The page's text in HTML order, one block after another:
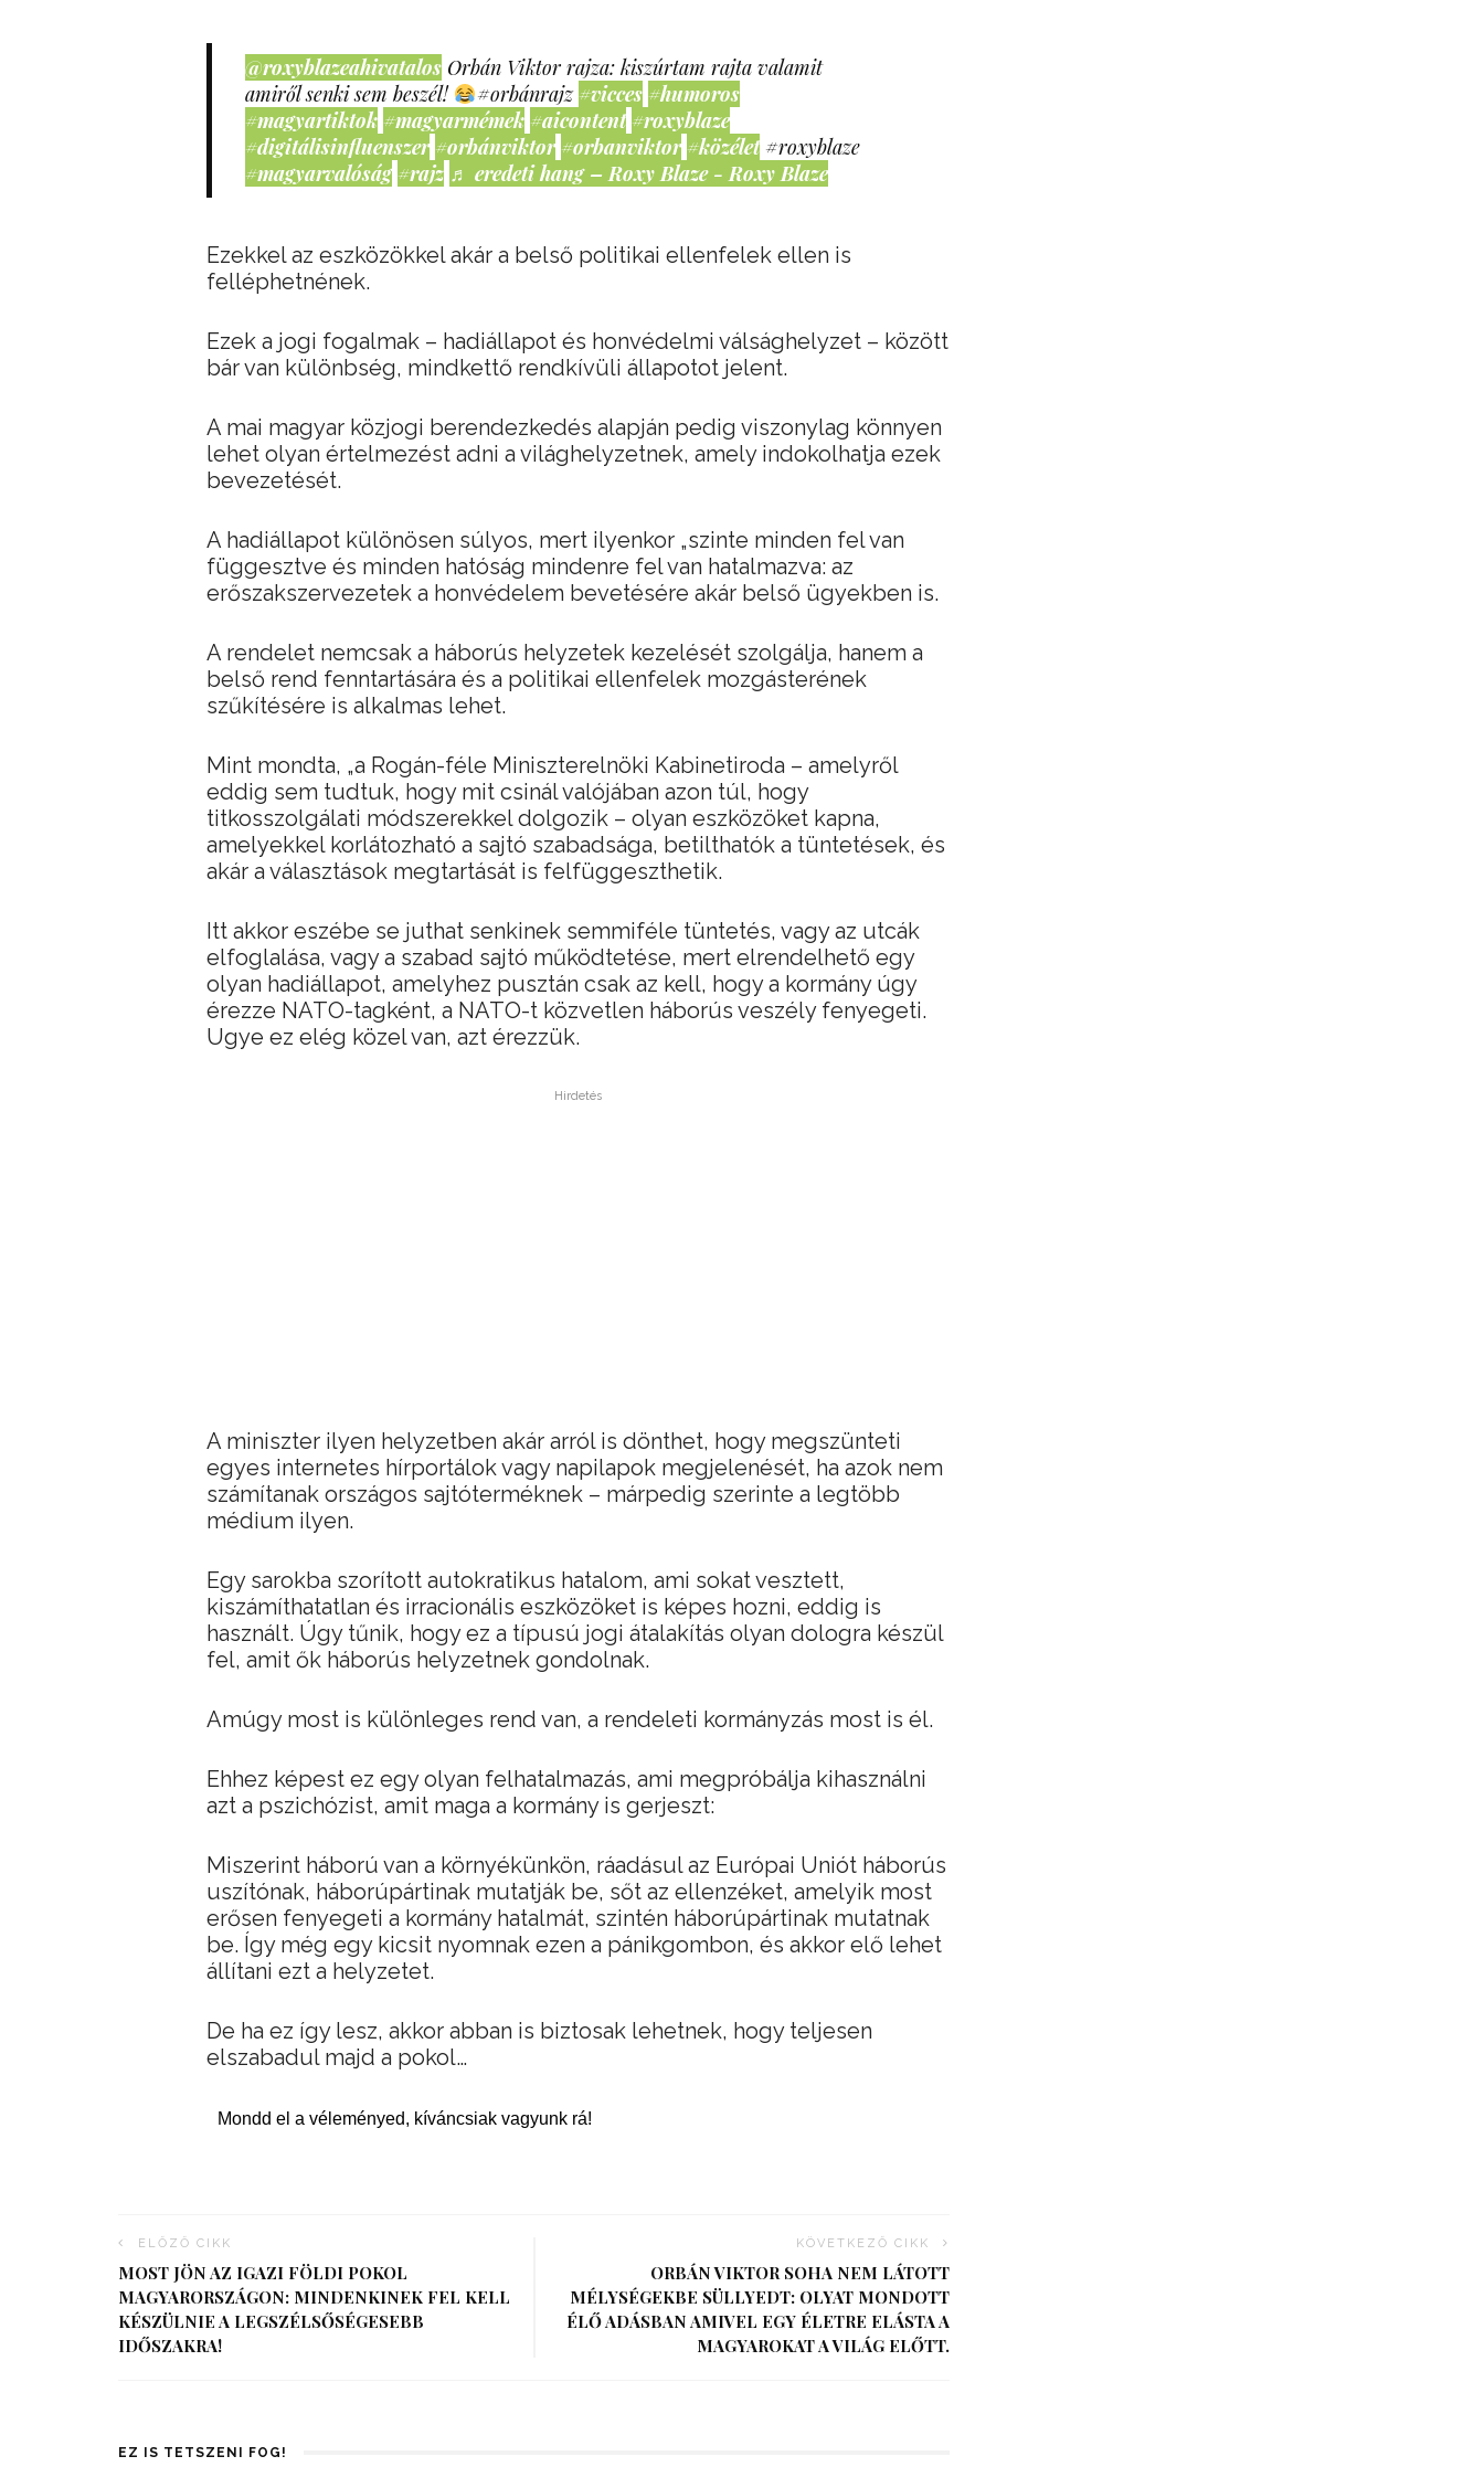
@roxyblazeahivatalos Orbán Viktor rajza: kiszúrtam rajta valamit
amiről senki sem beszél!
#orbánrajz #vicces #humoros
#magyartiktok #magyarmémek #aicontent #roxyblaze
#digitálisinfluenszer #orbánviktor #orbanviktor #közélet #roxyblaze
#magyarvalóság #rajz ♬ eredeti hang – Roxy Blaze - Roxy Blaze
Ezekkel az eszközökkel akár a belső politikai ellenfelek ellen is
felléphetnének.
Ezek a jogi fogalmak – hadiállapot és honvédelmi válsághelyzet – között
bár van különbség, mindkettő rendkívüli állapotot jelent.
A mai magyar közjogi berendezkedés alapján pedig viszonylag könnyen
lehet olyan értelmezést adni a világhelyzetnek, amely indokolhatja ezek
bevezetését.
A hadiállapot különösen súlyos, mert ilyenkor „szinte minden fel van
függesztve és minden hatóság mindenre fel van hatalmazva: az
erőszakszervezetek a honvédelem bevetésére akár belső ügyekben is.
A rendelet nemcsak a háborús helyzetek kezelését szolgálja, hanem a
belső rend fenntartására és a politikai ellenfelek mozgásterének
szűkítésére is alkalmas lehet.
Mint mondta, „a Rogán-féle Miniszterelnöki Kabinetiroda – amelyről
eddig sem tudtuk, hogy mit csinál valójában azon túl, hogy
titkosszolgálati módszerekkel dolgozik – olyan eszközöket kapna,
amelyekkel korlátozható a sajtó szabadsága, betilthatók a tüntetések, és
akár a választások megtartását is felfüggeszthetik.
Itt akkor eszébe se juthat senkinek semmiféle tüntetés, vagy az utcák
elfoglalása, vagy a szabad sajtó működtetése, mert elrendelhető egy
olyan hadiállapot, amelyhez pusztán csak az kell, hogy a kormány úgy
érezze NATO-tagként, a NATO-t közvetlen háborús veszély fenyegeti.
Ugye ez elég közel van, azt érezzük.
Hirdetés
A miniszter ilyen helyzetben akár arról is dönthet, hogy megszünteti
egyes internetes hírportálok vagy napilapok megjelenését, ha azok nem
számítanak országos sajtóterméknek – márpedig szerinte a legtöbb
médium ilyen.
Egy sarokba szorított autokratikus hatalom, ami sokat vesztett,
kiszámíthatatlan és irracionális eszközöket is képes hozni, eddig is
használt. Úgy tűnik, hogy ez a típusú jogi átalakítás olyan dologra készül
fel, amit ők háborús helyzetnek gondolnak.
Amúgy most is különleges rend van, a rendeleti kormányzás most is él.
Ehhez képest ez egy olyan felhatalmazás, ami megpróbálja kihasználni
azt a pszichózist, amit maga a kormány is gerjeszt:
Miszerint háború van a környékünkön, ráadásul az Európai Uniót háborús
uszítónak, háborúpártinak mutatják be, sőt az ellenzéket, amelyik most
erősen fenyegeti a kormány hatalmát, szintén háborúpártinak mutatnak
be. Így még egy kicsit nyomnak ezen a pánikgombon, és akkor elő lehet
állítani ezt a helyzetet.
De ha ez így lesz, akkor abban is biztosak lehetnek, hogy teljesen
elszabadul majd a pokol…
Mondd el a véleményed, kíváncsiak vagyunk rá!
ELŐZŐ CIKK
MOST JÖN AZ IGAZI FÖLDI POKOL
MAGYARORSZÁGON: MINDENKINEK FEL KELL
KÉSZÜLNIE A LEGSZÉLSŐSÉGESEBB
IDŐSZAKRA!
KÖVETKEZŐ CIKK
ORBÁN VIKTOR SOHA NEM LÁTOTT
MÉLYSÉGEKBE SÜLLYEDT: OLYAT MONDOTT
ÉLŐ ADÁSBAN AMIVEL EGY ÉLETRE ELÁSTA A
MAGYAROKAT A VILÁG ELŐTT.
EZ IS TETSZENI FOG!